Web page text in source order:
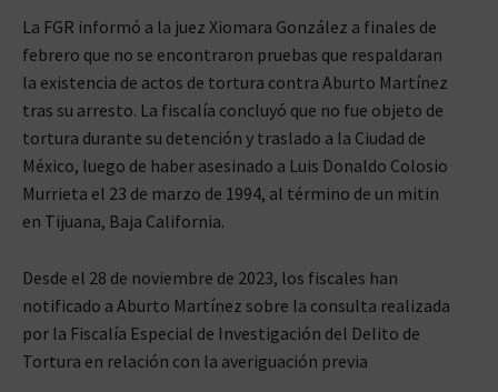
La FGR informó a la juez Xiomara González a finales de
febrero que no se encontraron pruebas que respaldaran
la existencia de actos de tortura contra Aburto Martínez
tras su arresto. La fiscalía concluyó que no fue objeto de
tortura durante su detención y traslado a la Ciudad de
México, luego de haber asesinado a Luis Donaldo Colosio
Murrieta el 23 de marzo de 1994, al término de un mitin
en Tijuana, Baja California.
Desde el 28 de noviembre de 2023, los fiscales han
notificado a Aburto Martínez sobre la consulta realizada
por la Fiscalía Especial de Investigación del Delito de
Tortura en relación con la averiguación previa